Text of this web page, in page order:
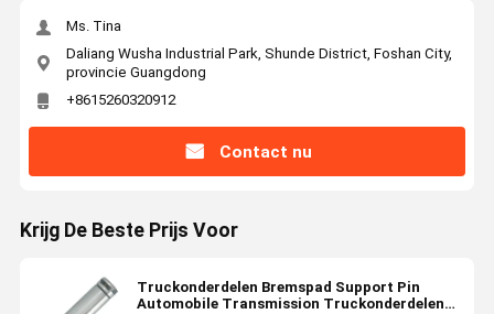
Ms. Tina
Daliang Wusha Industrial Park, Shunde District, Foshan City,
provincie Guangdong
+8615260320912
Contact nu
Krijg De Beste Prijs Voor
Truckonderdelen Bremspad Support Pin
Automobile Transmission Truckonderdelen